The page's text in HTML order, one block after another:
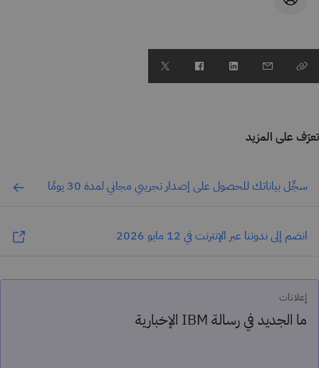
تعرّف على المزيد
سجِّل بياناتك للحصول على إصدار تجريبي مجاني لمدة 30 يومًا
انضم إلى ندوتنا عبر الإنترنت في 12 مايو 2026
إعلانات
ما الجديد في رسالة IBM الإخبارية